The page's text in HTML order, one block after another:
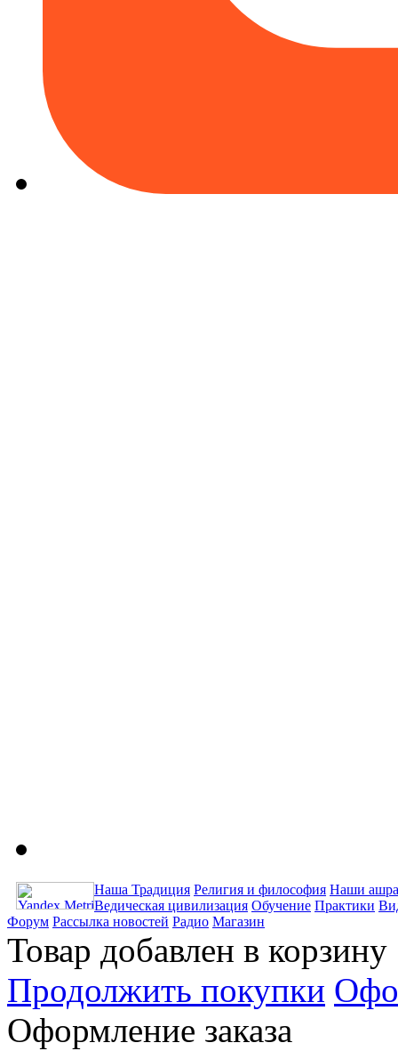
Наша Традиция Религия и философия Наши
Ведическая цивилизация Обучение Практики
Форум Рассылка новостей Радио Магазин
Товар добавлен в корзину
Продолжить покупки
Оформление заказа